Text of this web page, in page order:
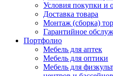
Условия покупки и
Доставка товара
Монтаж (сборка)
Гарантийное
Портфолио
Мебель для аптек
Мебель для оптики
Мебель для